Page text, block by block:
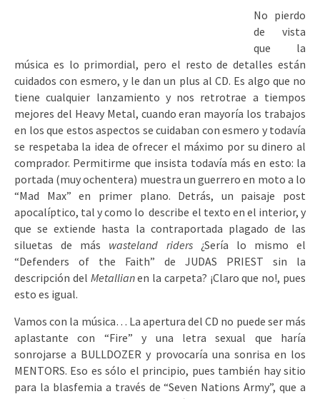
No pierdo
de vista
que la
música es lo primordial, pero el resto de detalles están
cuidados con esmero, y le dan un plus al CD. Es algo que no
tiene cualquier lanzamiento y nos retrotrae a tiempos
mejores del Heavy Metal, cuando eran mayoría los trabajos
en los que estos aspectos se cuidaban con esmero y todavía
se respetaba la idea de ofrecer el máximo por su dinero al
comprador. Permitirme que insista todavía más en esto: la
portada (muy ochentera) muestra un guerrero en moto a lo
“Mad Max” en primer plano. Detrás, un paisaje post
apocalíptico, tal y como lo describe el texto en el interior, y
que se extiende hasta la contraportada plagado de las
siluetas de más wasteland riders¿Sería lo mismo el
“Defenders of the Faith” de JUDAS PRIEST sin la
descripción del Metallianen la carpeta? ¡Claro que no!, pues
esto es igual.
Vamos con la música… La apertura del CD no puede ser más
aplastante con “Fire” y una letra sexual que haría
sonrojarse a BULLDOZER y provocaría una sonrisa en los
MENTORS. Eso es sólo el principio, pues también hay sitio
para la blasfemia a través de “Seven Nations Army”, que a